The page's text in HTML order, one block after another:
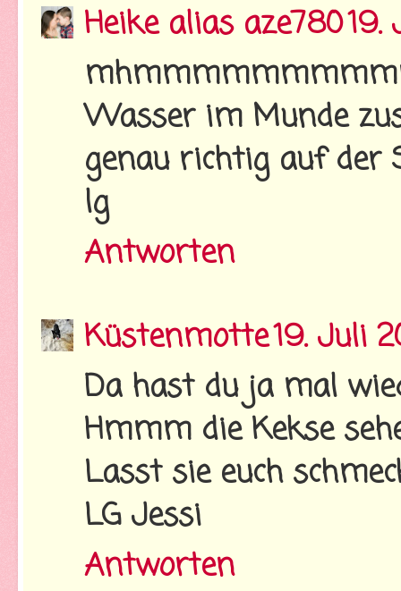
Heike alias aze78019.
Wasser im Munde
genau richtig auf der
lg
Antworten
Küstenmotte19. Juli
Da hast du ja mal
Hmmm die Kekse
Lasst sie euch
LG Jessi
Antworten